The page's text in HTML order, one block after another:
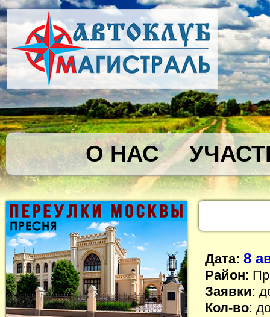
О НАС
Дата: 8
Район:
Заявки:
Кол-во: